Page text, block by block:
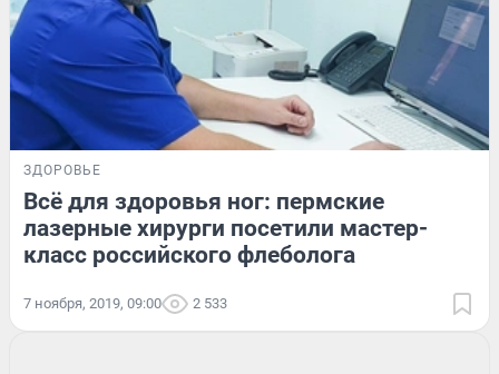
ЗДОРОВЬЕ
Всё для здоровья ног: пермские
лазерные хирурги посетили мастер-
класс российского флеболога
7 ноября, 2019, 09:00 2 533